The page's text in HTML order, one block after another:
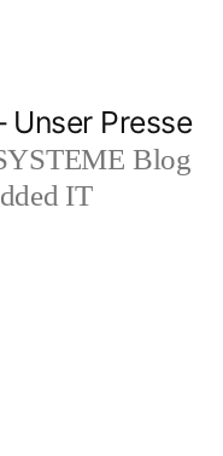
Unser Presse
Blog
IT